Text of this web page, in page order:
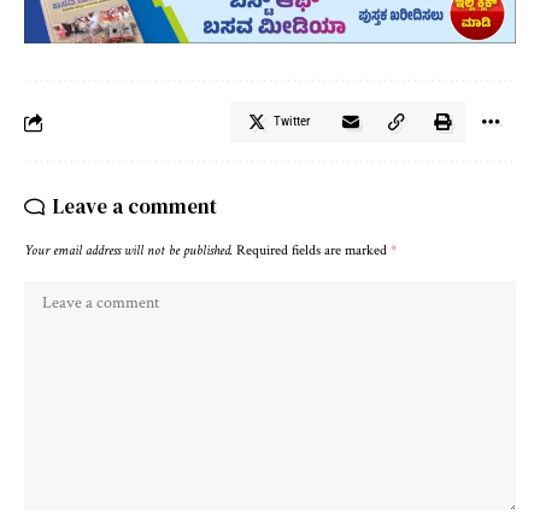
Twitter
Leave a comment
Your email address will not be published. Required fields are marked *